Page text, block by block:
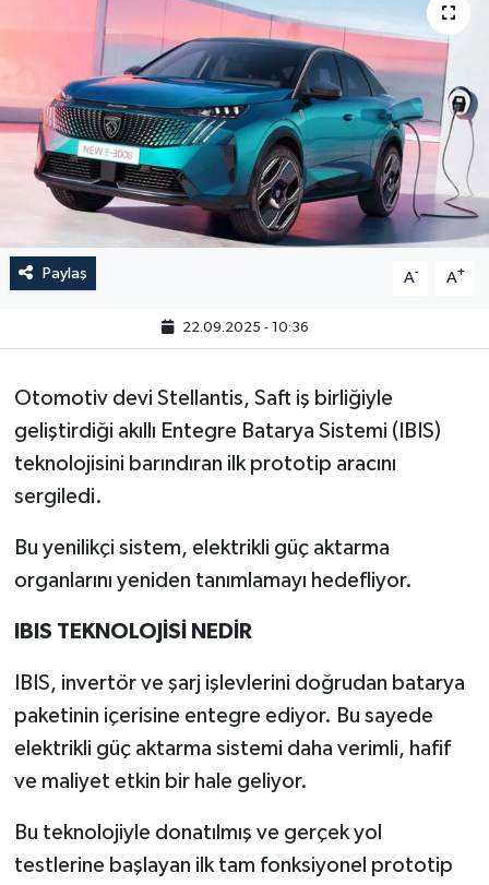
Paylaş A- A+
22.09.2025 - 10:36
Otomotiv devi Stellantis, Saft iş birliğiyle
geliştirdiği akıllı Entegre Batarya Sistemi (IBIS)
teknolojisini barındıran ilk prototip aracını
sergiledi.
Bu yenilikçi sistem, elektrikli güç aktarma
organlarını yeniden tanımlamayı hedefliyor.
IBIS TEKNOLOJİSİ NEDİR
IBIS, invertör ve şarj işlevlerini doğrudan batarya
paketinin içerisine entegre ediyor. Bu sayede
elektrikli güç aktarma sistemi daha verimli, hafif
ve maliyet etkin bir hale geliyor.
Bu teknolojiyle donatılmış ve gerçek yol
testlerine başlayan ilk tam fonksiyonel prototip